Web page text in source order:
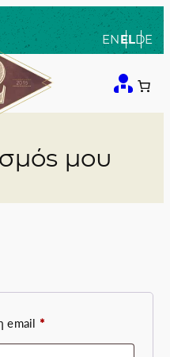
ENELDE
μου
email *Απαιτείται